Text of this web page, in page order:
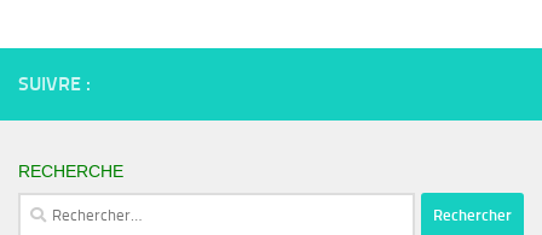
SUIVRE :
RECHERCHE
Rechercher :